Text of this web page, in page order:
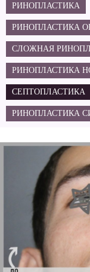
РИНОПЛАСТИКА
РИНОПЛАСТИКА
СЛОЖНАЯ
РИНОПЛАСТИКА
СЕПТОПЛАСТИКА
РИНОПЛАСТИКА